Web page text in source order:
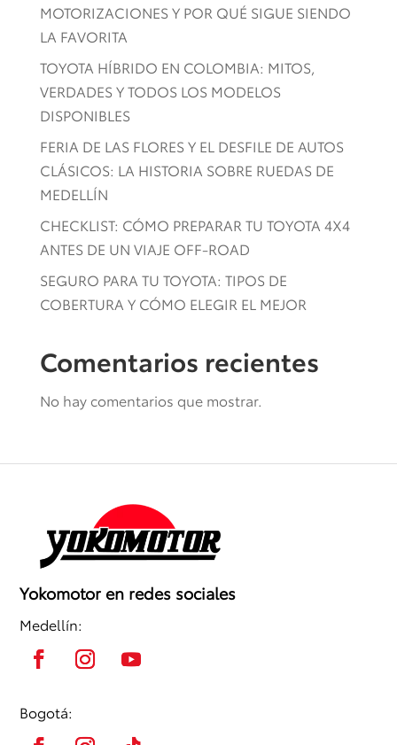
MOTORIZACIONES Y POR QUÉ SIGUE SIENDO
LA FAVORITA
TOYOTA HÍBRIDO EN COLOMBIA: MITOS,
VERDADES Y TODOS LOS MODELOS
DISPONIBLES
FERIA DE LAS FLORES Y EL DESFILE DE AUTOS
CLÁSICOS: LA HISTORIA SOBRE RUEDAS DE
MEDELLÍN
CHECKLIST: CÓMO PREPARAR TU TOYOTA 4X4
ANTES DE UN VIAJE OFF-ROAD
SEGURO PARA TU TOYOTA: TIPOS DE
COBERTURA Y CÓMO ELEGIR EL MEJOR
Comentarios recientes
No hay comentarios que mostrar.
Yokomotor en redes sociales
Medellín:
Bogotá: